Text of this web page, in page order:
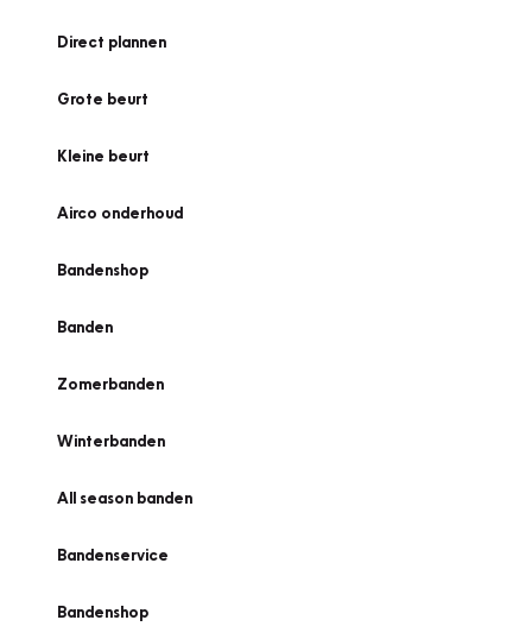
Direct plannen
Grote beurt
Kleine beurt
Airco onderhoud
Bandenshop
Banden
Zomerbanden
Winterbanden
All season banden
Bandenservice
Bandenshop